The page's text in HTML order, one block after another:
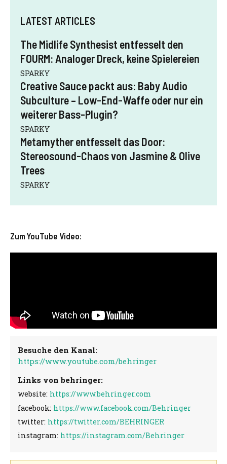
LATEST ARTICLES
The Midlife Synthesist entfesselt den
FOURM: Analoger Dreck, keine Spielereien
SPARKY
Creative Sauce packt aus: Baby Audio
Subculture – Low-End-Waffe oder nur ein
weiterer Bass-Plugin?
SPARKY
Metamyther entfesselt das Door:
Stereosound-Chaos von Jasmine & Olive
Trees
SPARKY
Zum YouTube Video:
Besuche den Kanal:
https://www.youtube.com/behringer
Links von behringer:
website: https://www.behringer.com
facebook: https://www.facebook.com/Behringer
twitter: https://twitter.com/BEHRINGER
instagram: https://instagram.com/Behringer